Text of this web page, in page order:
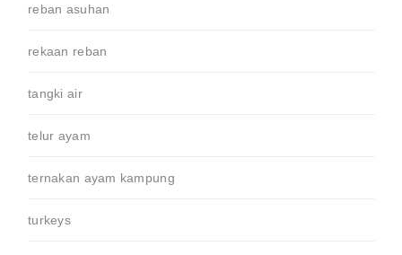
reban asuhan
rekaan reban
tangki air
telur ayam
ternakan ayam kampung
turkeys